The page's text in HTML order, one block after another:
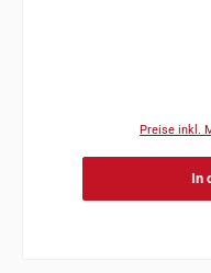
Preise inkl.
In